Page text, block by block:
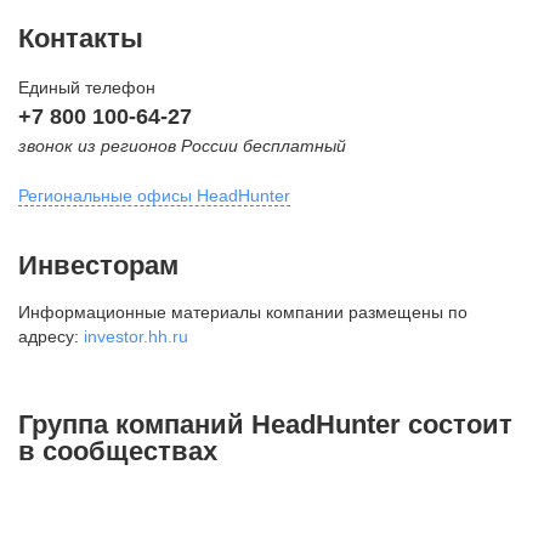
Контакты
Единый телефон
+7 800 100-64-27
звонок из регионов России бесплатный
Региональные офисы HeadHunter
внутригородская территория
Муниципальный округ Тверской,
2-я Брестская ул., д. 48,
+7 495 980-64-27
Инвесторам
Информационные материалы компании размещены по
адресу: investor.hh.ru
Группа компаний HeadHunter состоит
в сообществах